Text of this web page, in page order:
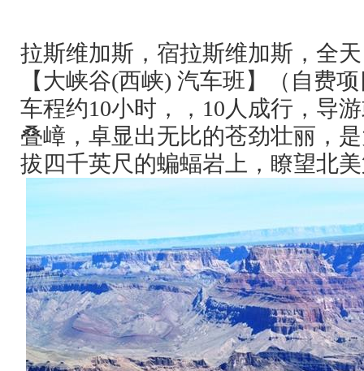
拉斯维加斯，宿拉斯维加斯，全
【大峡谷(西峡) 汽车班】（自费
车程约10小时，， 10人成行，导
叠嶂，卓显出无比的苍劲壮丽，
拔四千英尺的蝙蝠岩上，瞭望北